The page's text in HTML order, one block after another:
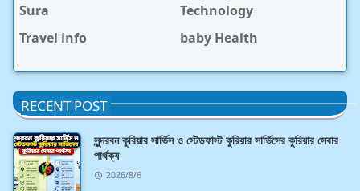
Sura
Technology
Travel info
baby Health
RECENT POST
সুন্দরবন কুরিয়ার সার্ভিস ও স্টেডফাস্ট কুরিয়ার সার্ভিসের কুরিয়ার সেবার
পার্থক্য
2026/8/6